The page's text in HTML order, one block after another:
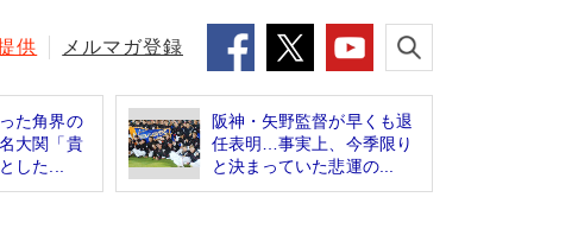
供 メルマガ登録
た角界の
大関「貴
した...
阪神・矢野監督が早くも退
任表明…事実上、今季限り
と決まっていた悲運の...